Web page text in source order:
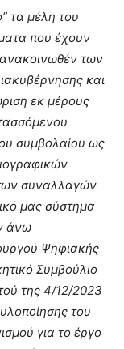
τα μέλη του
που έχουν
ανακοινωθέν των
και
εκ μέρους
συμβολαίου ως
συναλλαγών
μας σύστημα
άνω
Ψηφιακής
Συμβούλιο
της 4/12/2023
του
για το έργο